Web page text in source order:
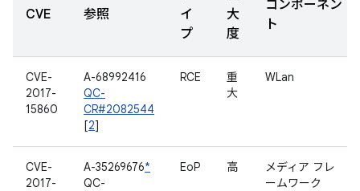
CVE 参照
イ
プ
大
度
コンポーネン
ト
CVE-
2017-
15860
A-68992416
QC-
CR#2082544
[2]
RCE
重
大
WLan
CVE-
2017-
A-35269676*
QC-
EoP 高
メディア フレ
ームワーク